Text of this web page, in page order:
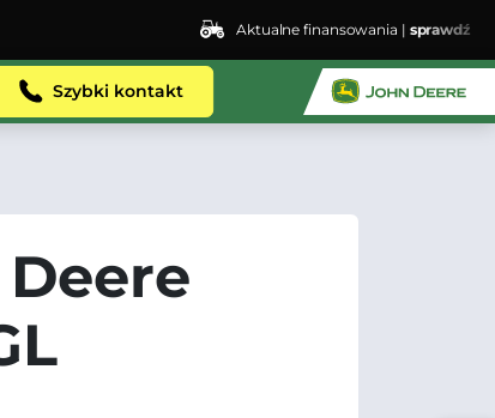
Aktualne finansowania |sprawdź
Szybki kontakt